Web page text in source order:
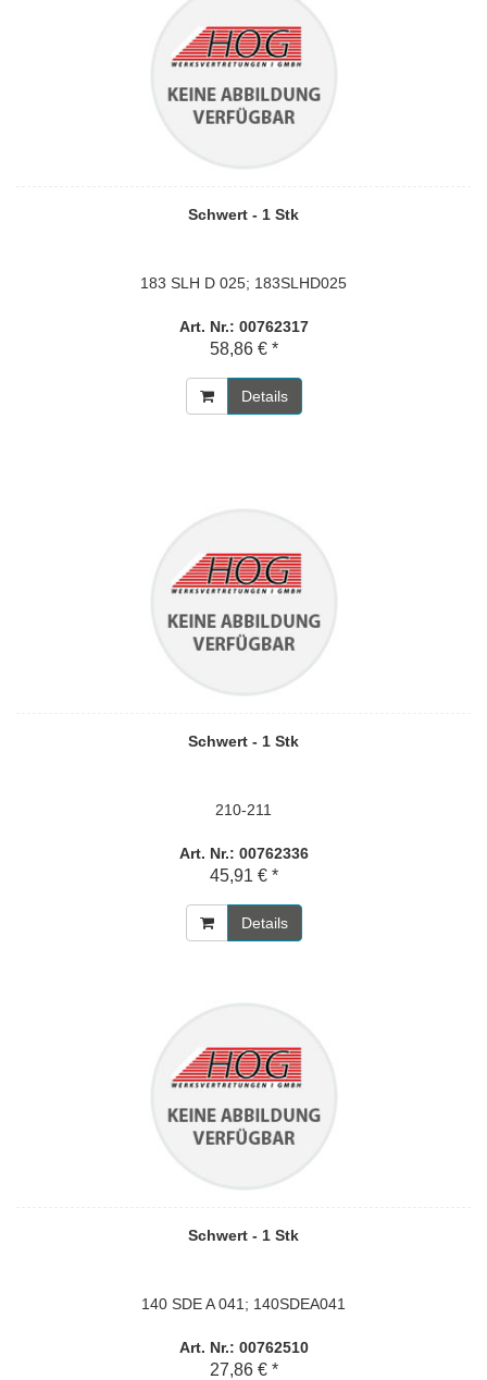
Schwert - 1 Stk
183 SLH D 025; 183SLHD025
Art. Nr.: 00762317
58,86 € *
Details
Schwert - 1 Stk
210-211
Art. Nr.: 00762336
45,91 € *
Details
Schwert - 1 Stk
140 SDE A 041; 140SDEA041
Art. Nr.: 00762510
27,86 € *